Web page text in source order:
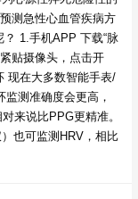
测急性心血管疾病方
1.手机APP 下载“脉
贴摄像头，点击开
现在大多数智能手表/
测准确度会更高，
来说比PPG更精准。
也可监测HRV，相比